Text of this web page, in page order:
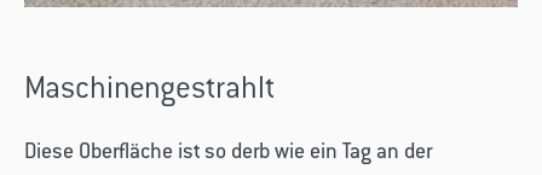
Maschinengestrahlt
Diese Oberfläche ist so derb wie ein Tag an der